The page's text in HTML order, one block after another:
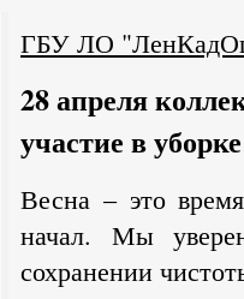
ГБУ ЛО
28 апреля
участие в
Весна – это
начал. Мы
сохранении